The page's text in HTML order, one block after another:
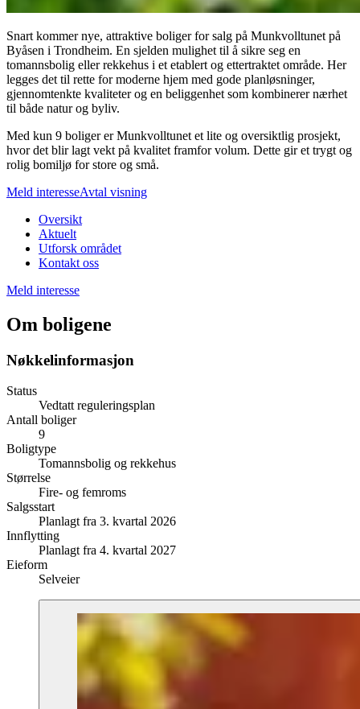
Snart kommer nye, attraktive boliger for salg på Munkvolltunet på
Byåsen i Trondheim. En sjelden mulighet til å sikre seg en
tomannsbolig eller rekkehus i et etablert og ettertraktet område. Her
legges det til rette for moderne hjem med gode planløsninger,
gjennomtenkte kvaliteter og en beliggenhet som kombinerer nærhet
til både natur og byliv.
Med kun 9 boliger er Munkvolltunet et lite og oversiktlig prosjekt,
hvor det blir lagt vekt på kvalitet framfor volum. Dette gir et trygt og
rolig bomiljø for store og små.
Meld interesseAvtal visning
Oversikt
Aktuelt
Utforsk området
Kontakt oss
Meld interesse
Om boligene
Nøkkelinformasjon
Status
Vedtatt reguleringsplan
Antall boliger
9
Boligtype
Tomannsbolig og rekkehus
Størrelse
Fire- og femroms
Salgsstart
Planlagt fra 3. kvartal 2026
Innflytting
Planlagt fra 4. kvartal 2027
Eieform
Selveier